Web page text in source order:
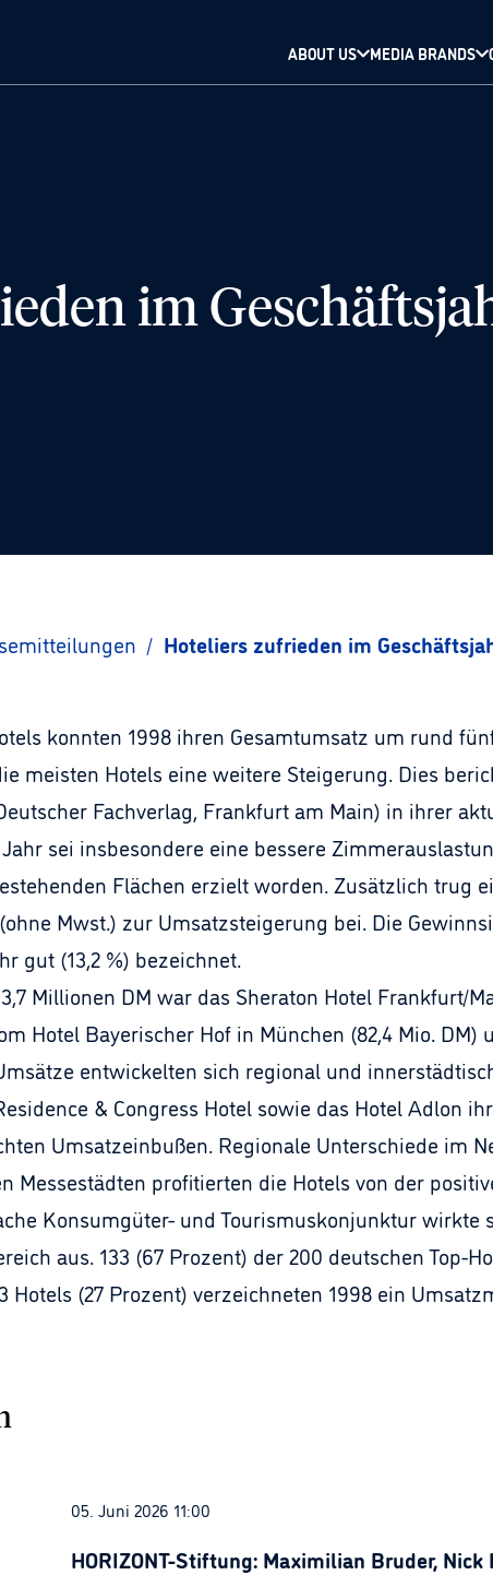
ABOUT US MEDIA BRANDS
im
/ Hoteliers zufrieden im
konnten 1998 ihren Gesamtumsatz um rund
meisten Hotels eine weitere Steigerung. Dies
Fachverlag, Frankfurt am Main) in ihrer
sei insbesondere eine bessere
Flächen erzielt worden. Zusätzlich trug
Mwst.) zur Umsatzsteigerung bei. Die
gut (13,2 %) bezeichnet.
Millionen DM war das Sheraton Hotel Frankfurt/
Hotel Bayerischer Hof in München (82,4 Mio.
entwickelten sich regional und
& Congress Hotel sowie das Hotel Adlon
Umsatzeinbußen. Regionale Unterschiede im
Messestädten profitierten die Hotels von der
Konsumgüter- und Tourismuskonjunktur
aus. 133 (67 Prozent) der 200 deutschen Top-
Hotels (27 Prozent) verzeichneten 1998 ein
05. Juni 2026 11:00
HORIZONT-Stiftung: Maximilian Bruder, Nick